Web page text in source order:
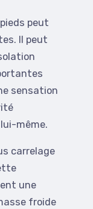
peut
Il peut
sensation
même.
carrelage
une
froide